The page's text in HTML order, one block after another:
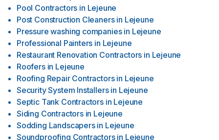
Pool Contractors in Lejeune
Post Construction Cleaners in Lejeune
Pressure washing companies in Lejeune
Professional Painters in Lejeune
Restaurant Renovation Contractors in Lejeune
Roofers in Lejeune
Roofing Repair Contractors in Lejeune
Security System Installers in Lejeune
Septic Tank Contractors in Lejeune
Siding Contractors in Lejeune
Sodding Landscapers in Lejeune
Soundproofing Contractors in Lejeune